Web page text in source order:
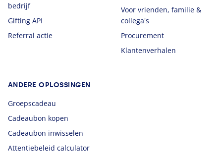
bedrijf
Gifting API
Referral actie
Voor vrienden, familie &
collega's
Procurement
Klantenverhalen
ANDERE OPLOSSINGEN
Groepscadeau
Cadeaubon kopen
Cadeaubon inwisselen
Attentiebeleid calculator